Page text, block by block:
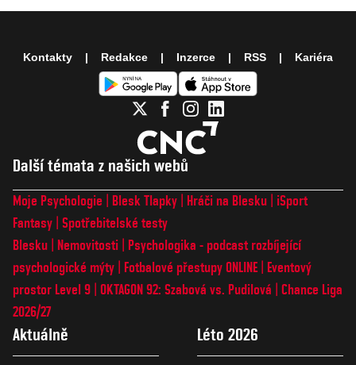
Další témata z našich webů
Moje Psychologie Blesk Tlapky Hráči na Blesku
iSport
Fantasy Spotřebitelské testy
Blesku
Nemovitosti
Psychologika - podcast rozbíjející
psychologické mýty
Fotbalové přestupy ONLINE
Eventový
prostor Level 9 OKTAGON 92: Szabová vs. Pudilová
Chance Liga
2026/27
Aktuálně Léto 2026
Kontakty Redakce Inzerce RSS Kariéra